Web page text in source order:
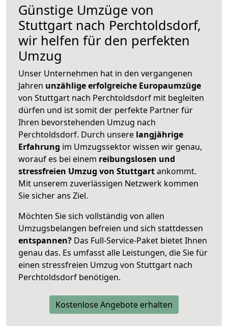
Günstige Umzüge von
Stuttgart nach Perchtoldsdorf,
wir helfen für den perfekten
Umzug
Unser Unternehmen hat in den vergangenen
Jahren unzählige erfolgreiche Europaumzüge
von Stuttgart nach Perchtoldsdorf mit begleiten
dürfen und ist somit der perfekte Partner für
Ihren bevorstehenden Umzug nach
Perchtoldsdorf. Durch unsere langjährige
Erfahrung im Umzugssektor wissen wir genau,
worauf es bei einem reibungslosen und
stressfreien Umzug von Stuttgartankommt.
Mit unserem zuverlässigen Netzwerk kommen
Sie sicher ans Ziel.
Möchten Sie sich vollständig von allen
Umzugsbelangen befreien und sich stattdessen
entspannen? Das Full-Service-Paket bietet Ihnen
genau das. Es umfasst alle Leistungen, die Sie für
einen stressfreien Umzug von Stuttgart nach
Perchtoldsdorf benötigen.
Kostenlose Angebote erhalten